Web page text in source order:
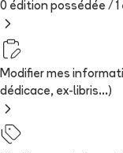
0 édition possédée / 1
Modifier mes
dédicace, ex-libris...)